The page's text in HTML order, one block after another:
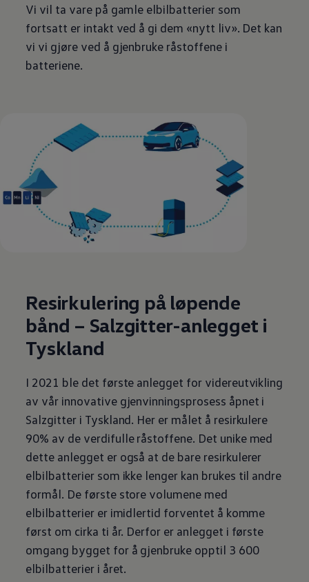
Vi vil ta vare på gamle elbilbatterier som
fortsatt er intakt ved å gi dem «nytt liv». Det kan
vi vi gjøre ved å gjenbruke råstoffene i
batteriene.
Resirkulering på løpende
bånd – Salzgitter-anlegget i
Tyskland
I 2021 ble det første anlegget for videreutvikling
av vår innovative gjenvinningsprosess åpnet i
Salzgitter i Tyskland. Her er målet å resirkulere
90% av de verdifulle råstoffene. Det unike med
dette anlegget er også at de bare resirkulerer
elbilbatterier som ikke lenger kan brukes til andre
formål. De første store volumene med
elbilbatterier er imidlertid forventet å komme
først om cirka ti år. Derfor er anlegget i første
omgang bygget for å gjenbruke opptil 3 600
elbilbatterier i året.